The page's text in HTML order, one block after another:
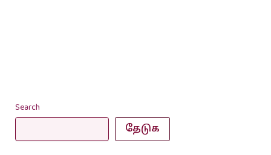
Search
தேடுக